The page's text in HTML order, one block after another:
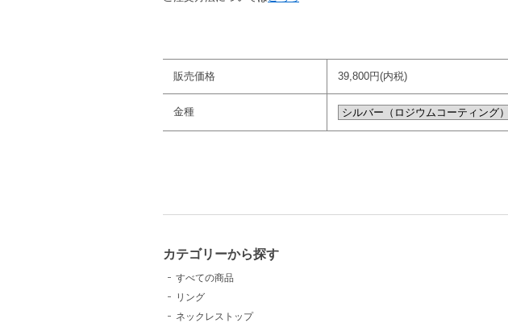
販売価格 39,800円(内税)
金種
カテゴリーから探す
すべての商品
リング
ネックレストップ